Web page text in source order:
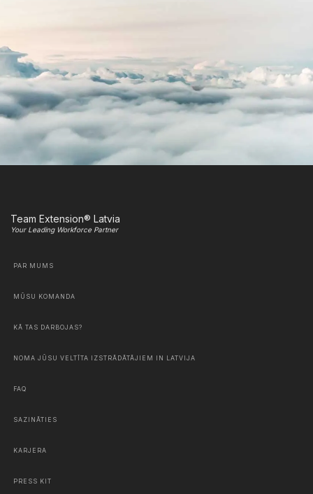
Team Extension® Latvia
Your Leading Workforce Partner
PAR MUMS
MŪSU KOMANDA
KĀ TAS DARBOJAS?
NOMA JŪSU VELTĪTA IZSTRĀDĀTĀJIEM IN LATVIJA
FAQ
SAZINĀTIES
KARJERA
PRESS KIT